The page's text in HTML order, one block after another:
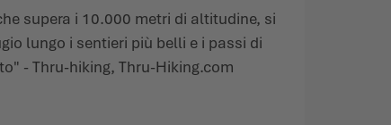
supera i 10.000 metri di altitudine, si
lungo i sentieri più belli e i passi di
- Thru-hiking, Thru-Hiking.com